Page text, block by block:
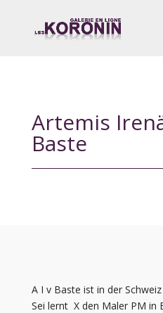
Artemis
Baste
A I v Baste ist in der
Sei lernt X den Maler PM in